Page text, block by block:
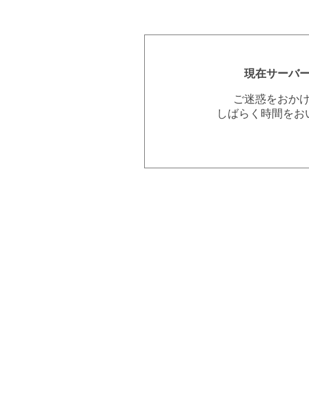
現在サーバ
ご迷惑をおか
しばらく時間を